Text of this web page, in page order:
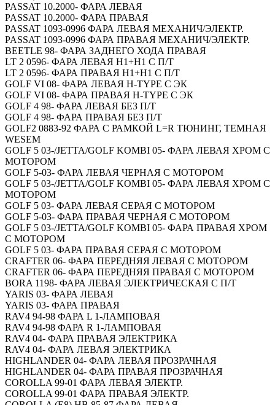
PASSAT 10.2000- ФАРА ЛЕВАЯ
PASSAT 10.2000- ФАРА ПРАВАЯ
PASSAT 1093-0996 ФАРА ЛЕВАЯ МЕХАНИЧ/ЭЛЕКТР.
PASSAT 1093-0996 ФАРА ПРАВАЯ МЕХАНИЧ/ЭЛЕКТР.
BEETLE 98- ФАРА ЗАДНЕГО ХОДА ПРАВАЯ
LT 2 0596- ФАРА ЛЕВАЯ H1+H1 С П/Т
LT 2 0596- ФАРА ПРАВАЯ H1+H1 С П/Т
GOLF VI 08- ФАРА ЛЕВАЯ H-TYPE С ЭК
GOLF VI 08- ФАРА ПРАВАЯ H-TYPE С ЭК
GOLF 4 98- ФАРА ЛЕВАЯ БЕЗ П/Т
GOLF 4 98- ФАРА ПРАВАЯ БЕЗ П/Т
GOLF2 0883-92 ФАРА С РАМКОЙ L=R ТЮНИНГ, ТЕМНАЯ
WESEM
GOLF 5 03-/JETTA/GOLF KOMBI 05- ФАРА ЛЕВАЯ ХРОМ С
МОТОРОМ
GOLF 5-03- ФАРА ЛЕВАЯ ЧЕРНАЯ С МОТОРОМ
GOLF 5 03-/JETTA/GOLF KOMBI 05- ФАРА ЛЕВАЯ ХРОМ С
МОТОРОМ
GOLF 5 03- ФАРА ЛЕВАЯ СЕРАЯ С МОТОРОМ
GOLF 5-03- ФАРА ПРАВАЯ ЧЕРНАЯ С МОТОРОМ
GOLF 5 03-/JETTA/GOLF KOMBI 05- ФАРА ПРАВАЯ ХРОМ
С МОТОРОМ
GOLF 5 03- ФАРА ПРАВАЯ СЕРАЯ С МОТОРОМ
CRAFTER 06- ФАРА ПЕРЕДНЯЯ ЛЕВАЯ С МОТОРОМ
CRAFTER 06- ФАРА ПЕРЕДНЯЯ ПРАВАЯ С МОТОРОМ
BORA 1198- ФАРА ЛЕВАЯ ЭЛЕКТРИЧЕСКАЯ С П/Т
YARIS 03- ФАРА ЛЕВАЯ
YARIS 03- ФАРА ПРАВАЯ
RAV4 94-98 ФАРА L 1-ЛАМПОВАЯ
RAV4 94-98 ФАРА R 1-ЛАМПОВАЯ
RAV4 04- ФАРА ПРАВАЯ ЭЛЕКТРИКА
RAV4 04- ФАРА ЛЕВАЯ ЭЛЕКТРИКА
HIGHLANDER 04- ФАРА ЛЕВАЯ ПРОЗРАЧНАЯ
HIGHLANDER 04- ФАРА ПРАВАЯ ПРОЗРАЧНАЯ
COROLLA 99-01 ФАРА ЛЕВАЯ ЭЛЕКТР.
COROLLA 99-01 ФАРА ПРАВАЯ ЭЛЕКТР.